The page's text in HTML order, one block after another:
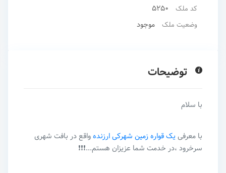
کد ملک 5250
وضعیت ملک موجود
توضیحات
با سلام
با معرفی یک قواره زمین شهرکی ارزندهواقع در بافت شهری
سرخرود ،در خدمت شما عزیزان هستم...❗️❗️❗️